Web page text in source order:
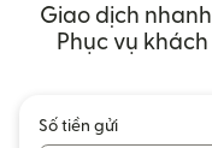
Giao dịch
Phục vụ
Số tiền gửi